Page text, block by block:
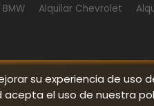
su experiencia de uso
acepta el uso de nuestra
Alquilar Chevrolet